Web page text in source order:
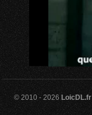
© 2010 - 2026LoicDL.fr